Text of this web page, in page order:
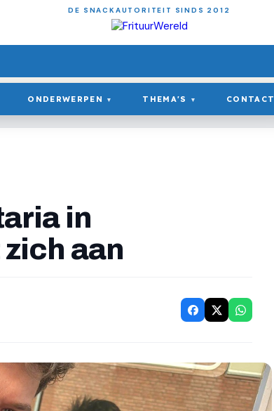
DE SNACKAUTORITEIT SINDS 2012
ONDERWERPEN ▾ THEMA'S ▾ CONTACT
in
aan